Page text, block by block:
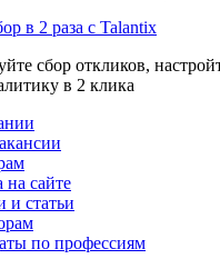
в 2 раза с Talantix
сбор откликов,
в 2 клика
на сайте
и статьи
по профессиям